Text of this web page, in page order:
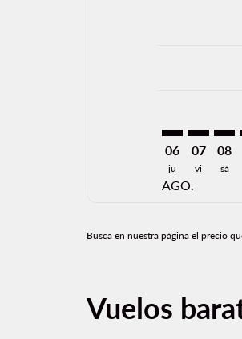
06
ju
AGO.
07
vi
08
sá
Busca en nuestra página el precio
Vuelos